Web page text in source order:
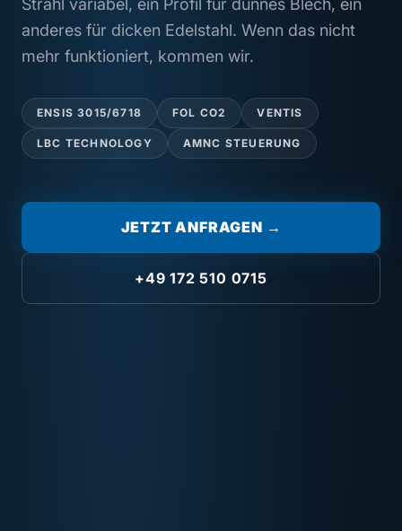
Strahl variabel, ein Profil für dünnes Blech, ein
anderes für dicken Edelstahl. Wenn das nicht
mehr funktioniert, kommen wir.
ENSIS 3015/6718 FOL CO2 VENTIS
LBC TECHNOLOGY AMNC STEUERUNG
JETZT ANFRAGEN →
+49 172 510 0715